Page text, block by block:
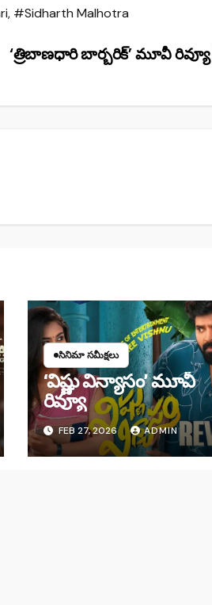
, #Sidharth Malhotra
‘త్రిబాణధారి బార్బరిక్’ మూవీ రివ్యూ
సినిమా సమీక్షలు
‘విష్ణు విన్యాసం’ మూవీ
రివ్యూ
FEB 27, 2026 ADMIN